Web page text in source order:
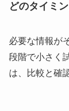
どのタイミ
必要な情報が
段階で小さく
は、比較と確